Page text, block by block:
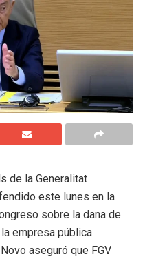
de la Generalitat
este lunes en la
sobre la dana de
empresa pública
aseguró que FGV